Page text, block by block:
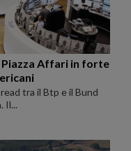
Affari in forte
tra il Btp e il Bund
Il...